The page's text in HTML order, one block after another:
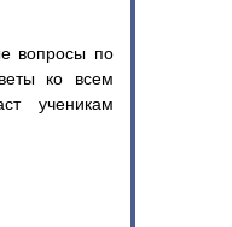
вопросы по
ко всем
ученикам